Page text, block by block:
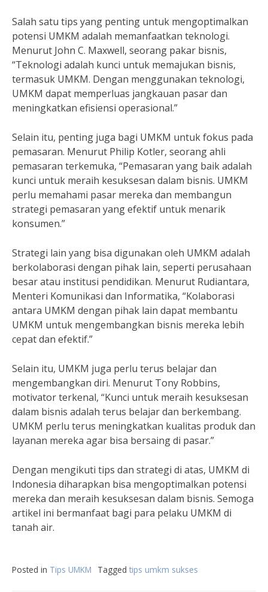
Salah satu tips yang penting untuk mengoptimalkan
potensi UMKM adalah memanfaatkan teknologi.
Menurut John C. Maxwell, seorang pakar bisnis,
“Teknologi adalah kunci untuk memajukan bisnis,
termasuk UMKM. Dengan menggunakan teknologi,
UMKM dapat memperluas jangkauan pasar dan
meningkatkan efisiensi operasional.”
Selain itu, penting juga bagi UMKM untuk fokus pada
pemasaran. Menurut Philip Kotler, seorang ahli
pemasaran terkemuka, “Pemasaran yang baik adalah
kunci untuk meraih kesuksesan dalam bisnis. UMKM
perlu memahami pasar mereka dan membangun
strategi pemasaran yang efektif untuk menarik
konsumen.”
Strategi lain yang bisa digunakan oleh UMKM adalah
berkolaborasi dengan pihak lain, seperti perusahaan
besar atau institusi pendidikan. Menurut Rudiantara,
Menteri Komunikasi dan Informatika, “Kolaborasi
antara UMKM dengan pihak lain dapat membantu
UMKM untuk mengembangkan bisnis mereka lebih
cepat dan efektif.”
Selain itu, UMKM juga perlu terus belajar dan
mengembangkan diri. Menurut Tony Robbins,
motivator terkenal, “Kunci untuk meraih kesuksesan
dalam bisnis adalah terus belajar dan berkembang.
UMKM perlu terus meningkatkan kualitas produk dan
layanan mereka agar bisa bersaing di pasar.”
Dengan mengikuti tips dan strategi di atas, UMKM di
Indonesia diharapkan bisa mengoptimalkan potensi
mereka dan meraih kesuksesan dalam bisnis. Semoga
artikel ini bermanfaat bagi para pelaku UMKM di
tanah air.
Posted in Tips UMKM Tagged tips umkm sukses